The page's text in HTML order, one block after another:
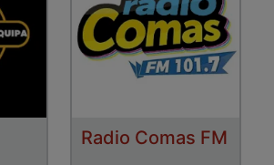
Radio Comas FM